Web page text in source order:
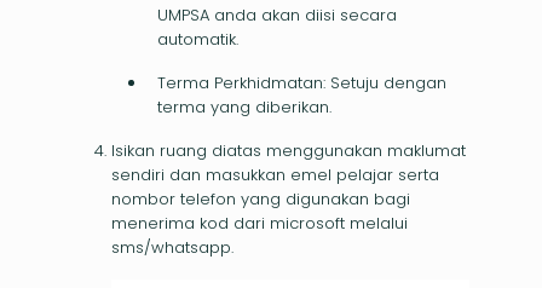
UMPSA anda akan diisi secara
automatik.
Terma Perkhidmatan: Setuju dengan
terma yang diberikan.
Isikan ruang diatas menggunakan maklumat
sendiri dan masukkan emel pelajar serta
nombor telefon yang digunakan bagi
menerima kod dari microsoft melalui
sms/whatsapp.